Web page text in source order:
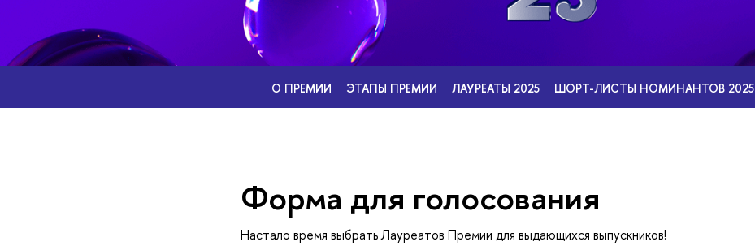
О ПРЕМИИ ЭТАПЫ ПРЕМИИ ЛАУРЕАТЫ 2025 ШОРТ-ЛИСТЫ НОМИНАНТОВ 2025
Форма для голосования
Настало время выбрать Лауреатов Премии для выдающихся выпускников!